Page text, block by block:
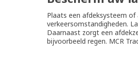
Plaats een afdeksysteem
verkeersomstandigheden.
Daarnaast zorgt een
bijvoorbeeld regen. MCR